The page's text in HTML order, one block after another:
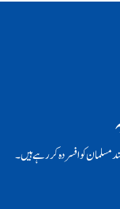
مسلمان کو افسردہ کر رہے ہیں۔